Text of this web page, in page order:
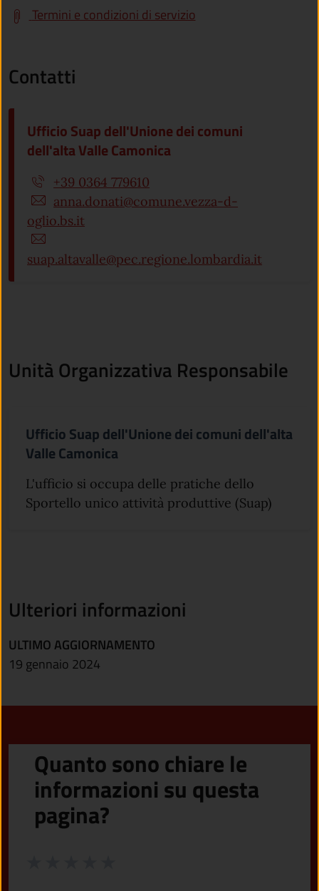
Termini e condizioni di servizio
Contatti
Ufficio Suap dell'Unione dei comuni
dell'alta Valle Camonica
+39 0364 779610
anna.donati@comune.vezza-d-
oglio.bs.it
suap.altavalle@pec.regione.lombardia.it
Unità Organizzativa Responsabile
Ufficio Suap dell'Unione dei comuni dell'alta
Valle Camonica
L'ufficio si occupa delle pratiche dello
Sportello unico attività produttive (Suap)
Ulteriori informazioni
ULTIMO AGGIORNAMENTO
19 gennaio 2024
Quanto sono chiare le
informazioni su questa
pagina?